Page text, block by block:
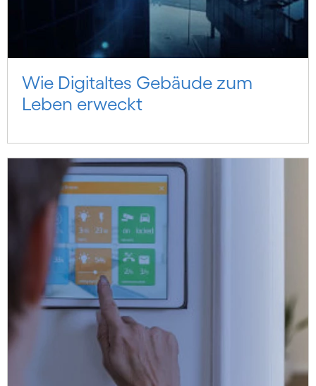
Wie Digital­tes Gebäude zum
Leben erweckt